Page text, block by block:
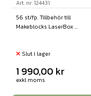
Art. nr: 124431
56 st/fp. Tillbehör till
Makeblocks LaserBox ...
Slut i lager
1 990,00 kr
exkl moms